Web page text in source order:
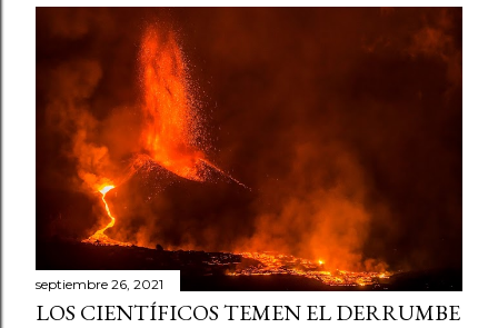
septiembre 26, 2021
LOS CIENTÍFICOS TEMEN EL DERRUMBE